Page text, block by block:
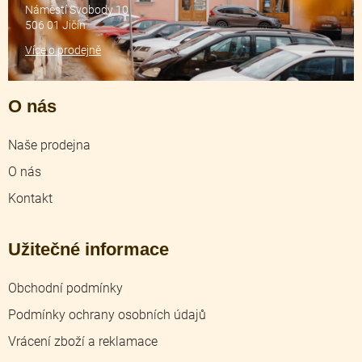
O nás
Naše prodejna
O nás
Kontakt
Užitečné informace
Obchodní podmínky
Podmínky ochrany osobních údajů
Vrácení zboží a reklamace
Náměstí Svobody 10
506 01 Jičín
Více o prodejně